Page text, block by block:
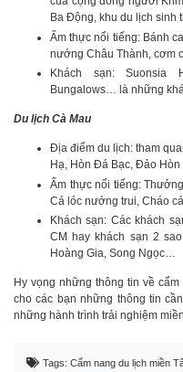
Ba Động, khu du lịch sinh
Ẩm thực nổi tiếng: Bánh
nướng Châu Thành, cơm
Khách sạn: Suonsia
Bungalows… là những
Du lịch Cà Mau
Địa điểm du lịch: tham
Hạ, Hòn Đá Bạc, Đảo
Ẩm thực nổi tiếng:
Cá lóc nướng trui, Cháo
Khách sạn: Các khách
CM hay khách sạn 2
Hoàng Gia, Song Ngọc…
Hy vọng những thông tin về
cho các bạn những thông tin
những hành trình trải nghiệm
Tags: Cẩm nang du lịch miền